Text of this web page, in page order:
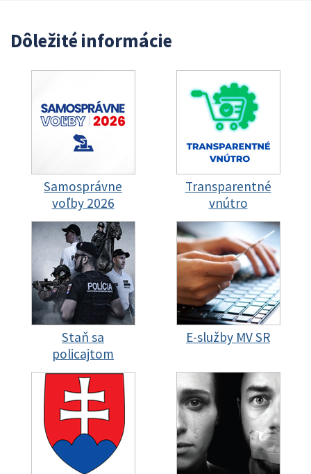
Dôležité informácie
Samosprávne
voľby 2026
Transparentné
vnútro
Staň sa
policajtom
E-služby MV SR